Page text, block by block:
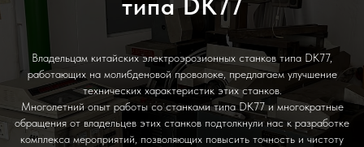
Владельцам китайских электроэрозионных станков типа DK77,
работающих на молибденовой проволоке, предлагаем улучшение
технических характеристик этих станков.
Многолетний опыт работы со станками типа DK77 и многократные
обращения от владельцев этих станков подтолкнули нас к разработке
комплекса мероприятий, позволяющих повысить точность и чистоту